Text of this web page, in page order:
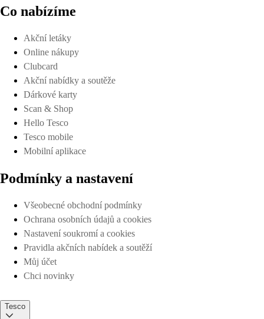
Co nabízíme
Akční letáky
Online nákupy
Clubcard
Akční nabídky a soutěže
Dárkové karty
Scan & Shop
Hello Tesco
Tesco mobile
Mobilní aplikace
Podmínky a nastavení
Všeobecné obchodní podmínky
Ochrana osobních údajů a cookies
Nastavení soukromí a cookies
Pravidla akčních nabídek a soutěží
Můj účet
Chci novinky
Tesco